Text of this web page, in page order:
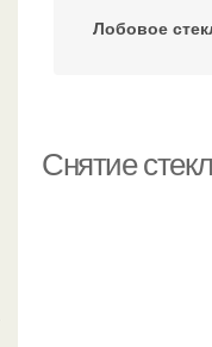
Лобовое
Снятие